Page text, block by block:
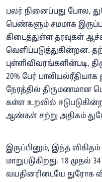
பலர் நினைப்பது போல,
பெண்களும் சமமாக
கிடைத்துள்ள தரவுகள்
வெளிப்படுத்துகின்றன.
புள்ளிவிவரங்களின்படி,
20% பேர்
நேரத்தில் திருமணமான
கள்ள உறவில்
ஆண்கள் சற்று அதிகம்
இருப்பினும், இந்த
மாறுபடுகிறது. 18 முதல்
வயதினரிடையே துரோக